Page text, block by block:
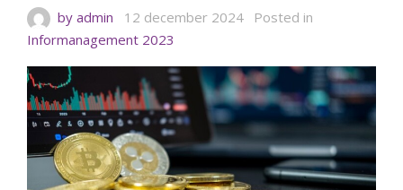
by admin 12 december 2024
Posted in
Informanagement 2023